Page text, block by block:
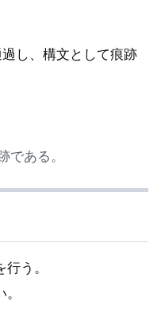
し、構文として痕跡
である。
う。